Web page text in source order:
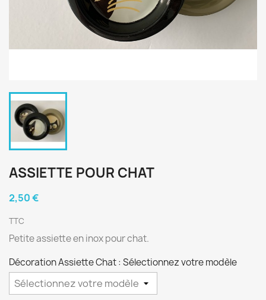
ASSIETTE POUR CHAT
2,50 €
TTC
Petite assiette en inox pour chat.
Décoration Assiette Chat : Sélectionnez votre modèle